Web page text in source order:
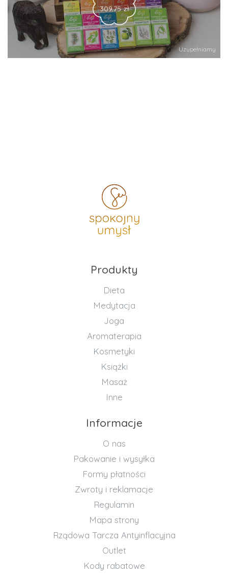
Uzupełniamy
309.75 zł
Produkty
Dieta
Medytacja
Joga
Aromaterapia
Kosmetyki
Książki
Masaż
Inne
Informacje
O nas
Pakowanie i wysyłka
Formy płatności
Zwroty i reklamacje
Regulamin
Mapa strony
Rządowa Tarcza Antyinflacyjna
Outlet
Kody rabatowe